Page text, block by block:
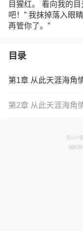
目猩红。 看向我的
吧！” 我抹掉落入眼
再管你了。”
目录
第1章 从此天涯海角
第2章 从此天涯海角
京ICP
版权